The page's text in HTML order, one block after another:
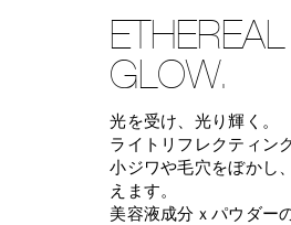
GLOW.
光を受け、光り輝く。
ライトリフレクティン
小ジワや毛穴をぼかし
えます。
美容液成分ｘパウダー